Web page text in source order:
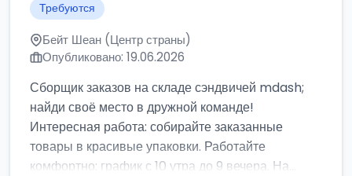
Требуются
Бейт Шеан (Центр страны)
Опубликовано: 19.06.2026
Сборщик заказов на складе сэндвичей mdash;
найди своё место в дружной команде!
Интересная работа: собирайте заказанные
товары в красивые упаковки. Работайте
комфортно: график с 10 утра до 9 вечера. На...